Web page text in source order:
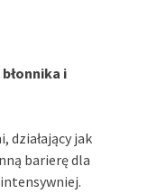
i
jak
barierę dla